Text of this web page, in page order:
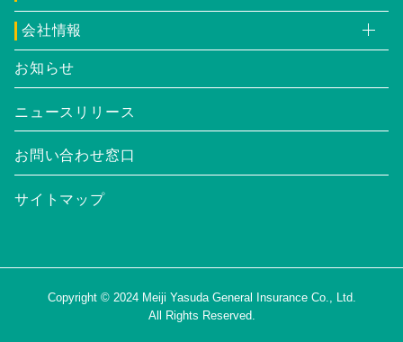
会社情報
お知らせ
ニュースリリース
お問い合わせ窓口
サイトマップ
Copyright © 2024 Meiji Yasuda General Insurance Co., Ltd.
All Rights Reserved.